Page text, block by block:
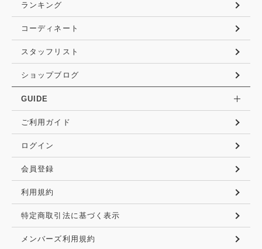
ランキング
コーディネート
スタッフリスト
ショップブログ
GUIDE
ご利用ガイド
ログイン
会員登録
利用規約
特定商取引法に基づく表示
メンバーズ利用規約